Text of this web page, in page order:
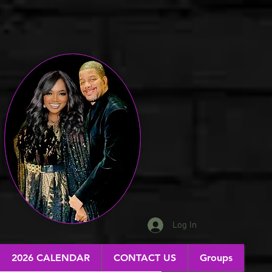
Log In
2026 CALENDAR CONTACT US Groups